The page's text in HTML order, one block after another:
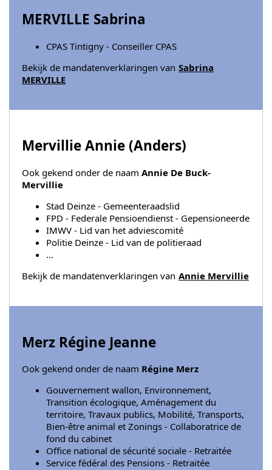
MERVILLE Sabrina
CPAS Tintigny - Conseiller CPAS
Bekijk de mandatenverklaringen van Sabrina
MERVILLE
Mervillie Annie (Anders)
Ook gekend onder de naam Annie De Buck-
Mervillie
Stad Deinze - Gemeenteraadslid
FPD - Federale Pensioendienst - Gepensioneerde
IMWV - Lid van het adviescomité
Politie Deinze - Lid van de politieraad
...
Bekijk de mandatenverklaringen van Annie Mervillie
Merz Régine Jeanne
Ook gekend onder de naam Régine Merz
Gouvernement wallon, Environnement,
Transition écologique, Aménagement du
territoire, Travaux publics, Mobilité, Transports,
Bien-être animal et Zonings - Collaboratrice de
fond du cabinet
Office national de sécurité sociale - Retraitée
Service fédéral des Pensions - Retraitée